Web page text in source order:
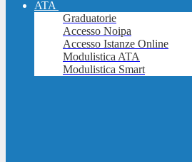
ATA
Graduatorie
Accesso Noipa
Accesso Istanze Online
Modulistica ATA
Modulistica Smart